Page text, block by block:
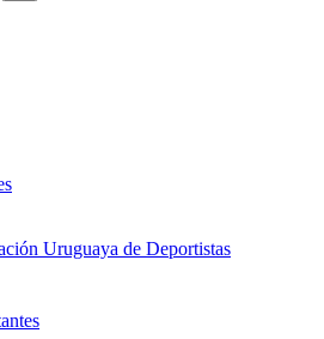
Uruguaya de Deportistas